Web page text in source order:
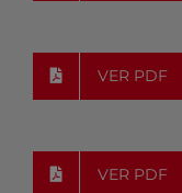
VER PDF
VER PDF